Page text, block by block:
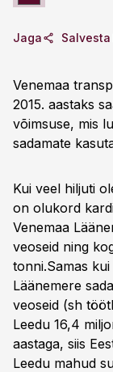
Jaga Salvesta
Venemaa
2015. aastaks
võimsuse, mis
sadamate
Kui veel hiljuti
on olukord
Venemaa
veoseid ning
tonni.Samas
Läänemere
veoseid (sh
Leedu 16,4
aastaga, siis
Leedu mahud